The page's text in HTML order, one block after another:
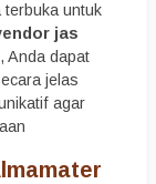
terbuka untuk
jas
Anda dapat
jelas
agar